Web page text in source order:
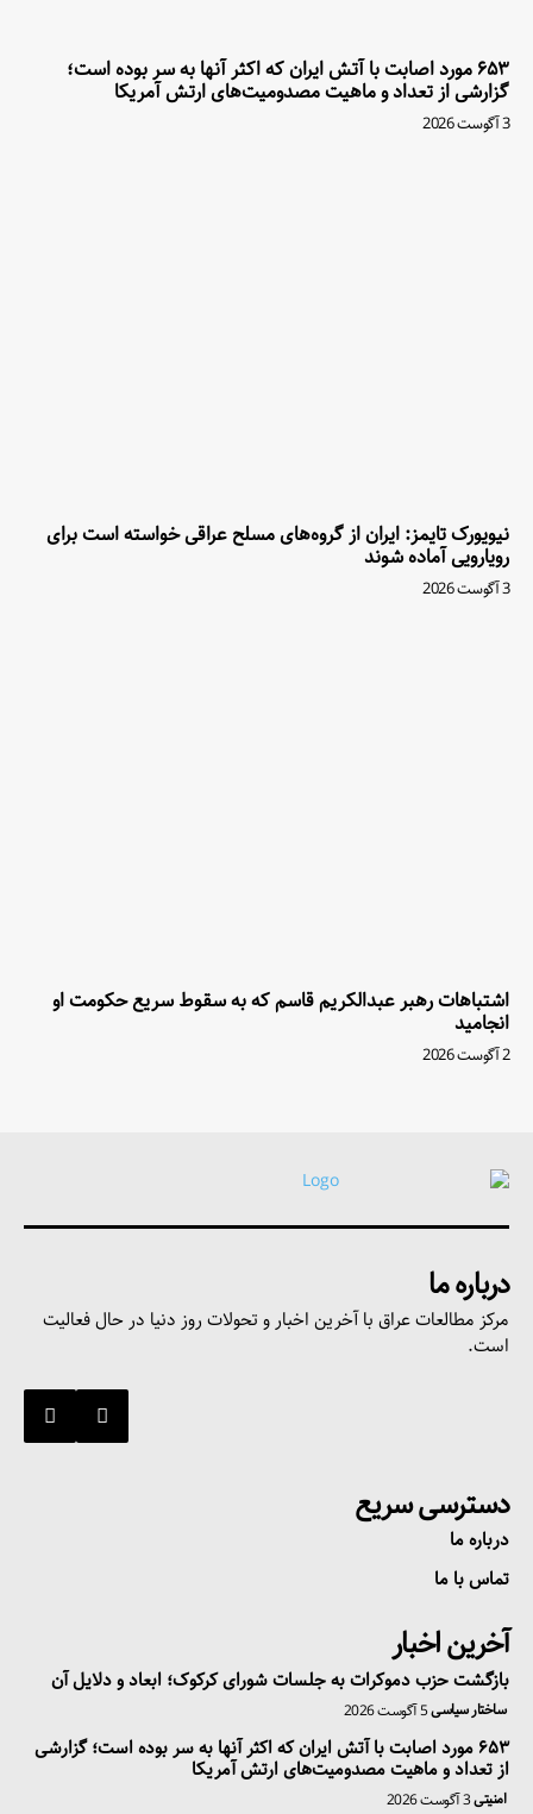
۶۵۳ مورد اصابت با آتش ایران که اکثر آنها به سر بوده است؛
گزارشی از تعداد و ماهیت مصدومیت‌های ارتش آمریکا
3 آگوست 2026
نیویورک تایمز: ایران از گروه‌های مسلح عراقی خواسته است برای
رویارویی آماده شوند
3 آگوست 2026
اشتباهات رهبر عبدالکریم قاسم که به سقوط سریع حکومت او
انجامید
2 آگوست 2026
درباره ما
مرکز مطالعات عراق با آخرین اخبار و تحولات روز دنیا در حال فعالیت
است.
دسترسی سریع
درباره ما
تماس با ما
آخرین اخبار
بازگشت حزب دموکرات به جلسات شورای کرکوک؛ ابعاد و دلایل آن
ساختار سیاسی5 آگوست 2026
۶۵۳ مورد اصابت با آتش ایران که اکثر آنها به سر بوده است؛ گزارشی
از تعداد و ماهیت مصدومیت‌های ارتش آمریکا
امنیتی3 آگوست 2026